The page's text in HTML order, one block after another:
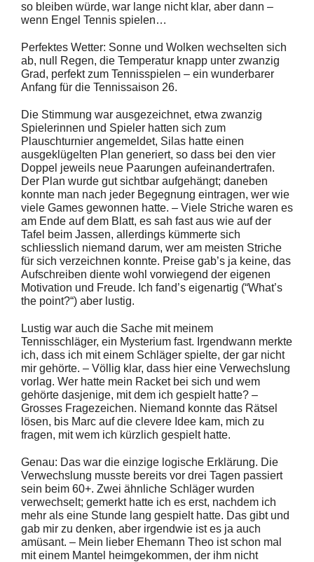
so bleiben würde, war lange nicht klar, aber dann –
wenn Engel Tennis spielen…
Perfektes Wetter: Sonne und Wolken wechselten sich
ab, null Regen, die Temperatur knapp unter zwanzig
Grad, perfekt zum Tennisspielen – ein wunderbarer
Anfang für die Tennissaison 26.
Die Stimmung war ausgezeichnet, etwa zwanzig
Spielerinnen und Spieler hatten sich zum
Plauschturnier angemeldet, Silas hatte einen
ausgeklügelten Plan generiert, so dass bei den vier
Doppel jeweils neue Paarungen aufeinandertrafen.
Der Plan wurde gut sichtbar aufgehängt; daneben
konnte man nach jeder Begegnung eintragen, wer wie
viele Games gewonnen hatte. – Viele Striche waren es
am Ende auf dem Blatt, es sah fast aus wie auf der
Tafel beim Jassen, allerdings kümmerte sich
schliesslich niemand darum, wer am meisten Striche
für sich verzeichnen konnte. Preise gab’s ja keine, das
Aufschreiben diente wohl vorwiegend der eigenen
Motivation und Freude. Ich fand’s eigenartig (“What’s
the point?“) aber lustig.
Lustig war auch die Sache mit meinem
Tennisschläger, ein Mysterium fast. Irgendwann merkte
ich, dass ich mit einem Schläger spielte, der gar nicht
mir gehörte. – Völlig klar, dass hier eine Verwechslung
vorlag. Wer hatte mein Racket bei sich und wem
gehörte dasjenige, mit dem ich gespielt hatte? –
Grosses Fragezeichen. Niemand konnte das Rätsel
lösen, bis Marc auf die clevere Idee kam, mich zu
fragen, mit wem ich kürzlich gespielt hatte.
Genau: Das war die einzige logische Erklärung. Die
Verwechslung musste bereits vor drei Tagen passiert
sein beim 60+. Zwei ähnliche Schläger wurden
verwechselt; gemerkt hatte ich es erst, nachdem ich
mehr als eine Stunde lang gespielt hatte. Das gibt und
gab mir zu denken, aber irgendwie ist es ja auch
amüsant. – Mein lieber Ehemann Theo ist schon mal
mit einem Mantel heimgekommen, der ihm nicht